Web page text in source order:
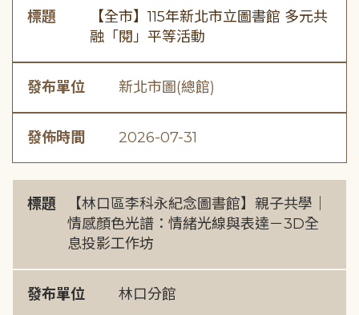
標題
【全市】115年新北市立圖書館 多元共
融「閱」平等活動
發布單位 新北市圖(總館)
發佈時間 2026-07-31
標題
【林口區李科永紀念圖書館】親子共學｜
情感顏色光譜：情緒光線與表達－3D全
息投影工作坊
發布單位 林口分館